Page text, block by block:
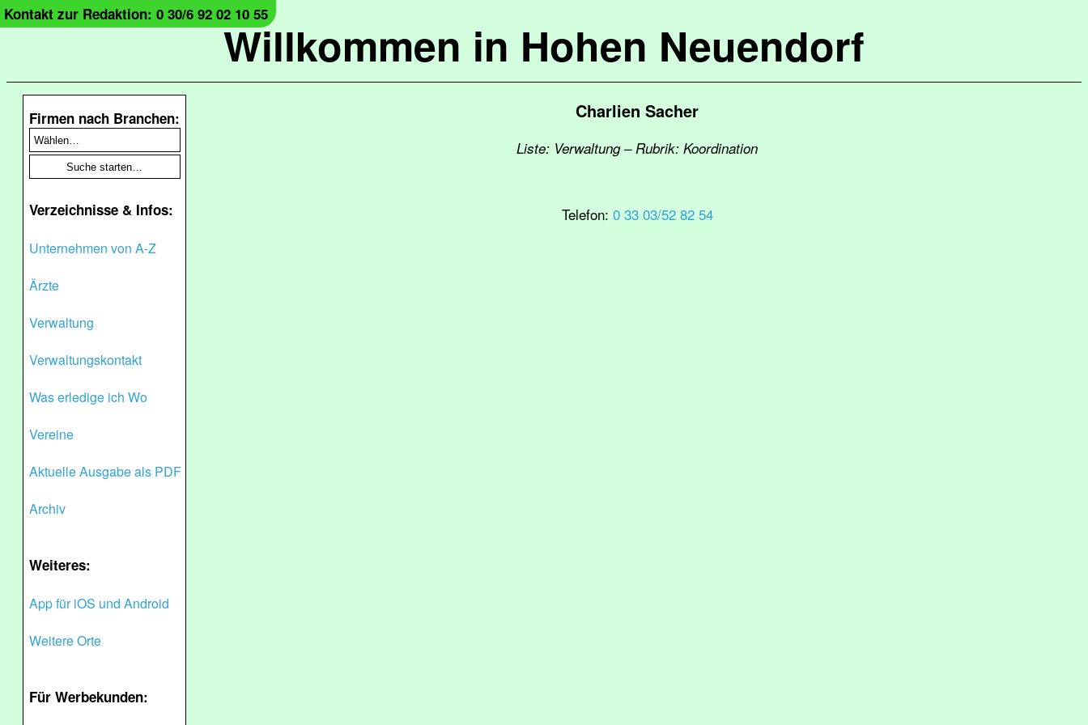
Willkommen in Hohen Neuendorf
Kontakt zur Redaktion: 0 30/6 92 02 10 55
Firmen nach Branchen:
Verzeichnisse & Infos:
Unternehmen von A-Z
Ärzte
Verwaltung
Verwaltungskontakt
Was erledige ich Wo
Vereine
Aktuelle Ausgabe als PDF
Archiv
Weiteres:
App für iOS und Android
Weitere Orte
Für Werbekunden:
Charlien Sacher
Liste: Verwaltung – Rubrik: Koordination
Telefon: 0 33 03/52 82 54